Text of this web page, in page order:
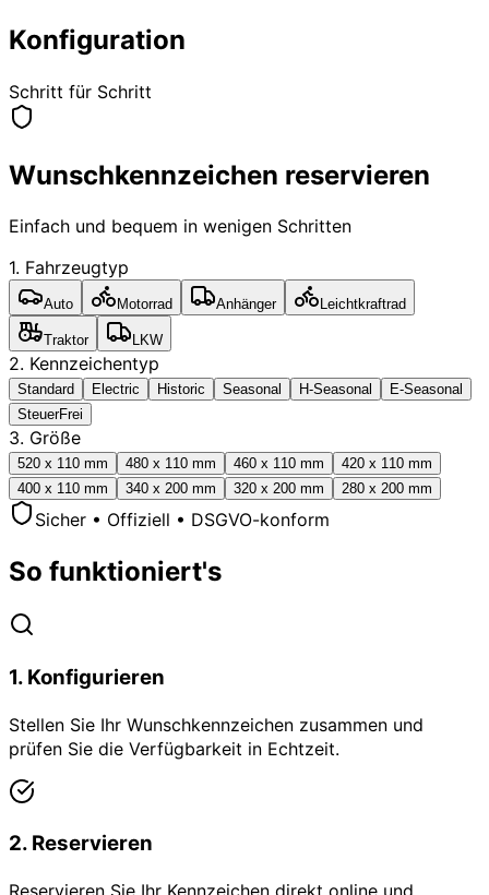
Konfiguration
Schritt für Schritt
Wunschkennzeichen reservieren
Einfach und bequem in wenigen Schritten
1. Fahrzeugtyp
Auto Motorrad Anhänger Leichtkraftrad
Traktor LKW
2. Kennzeichentyp
Standard Electric Historic Seasonal H-Seasonal
E-Seasonal
SteuerFrei
3. Größe
520 x 110 mm 480 x 110 mm 460 x 110 mm
420 x 110 mm
400 x 110 mm
340 x 200 mm 320 x 200 mm 280 x 200 mm
Sicher • Offiziell • DSGVO-konform
So funktioniert's
1. Konfigurieren
Stellen Sie Ihr Wunschkennzeichen zusammen und
prüfen Sie die Verfügbarkeit in Echtzeit.
2. Reservieren